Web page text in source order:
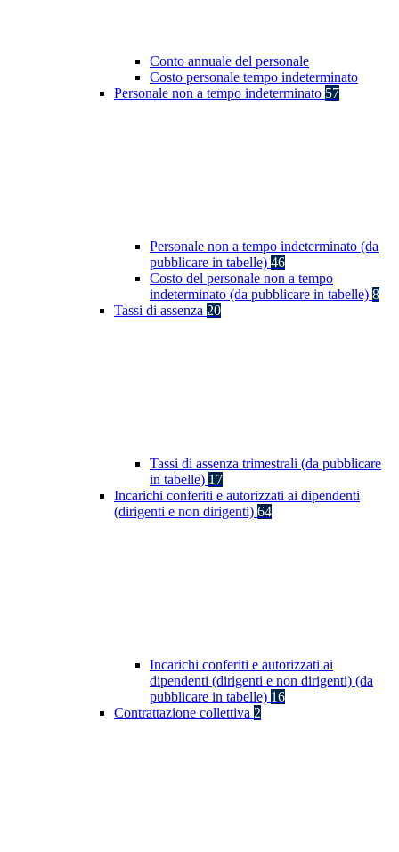
Conto annuale del personale
Costo personale tempo indeterminato
Personale non a tempo indeterminato 57
Personale non a tempo indeterminato (da
pubblicare in tabelle) 46
Costo del personale non a tempo
indeterminato (da pubblicare in tabelle) 8
Tassi di assenza 20
Tassi di assenza trimestrali (da pubblicare
in tabelle) 17
Incarichi conferiti e autorizzati ai dipendenti
(dirigenti e non dirigenti) 64
Incarichi conferiti e autorizzati ai
dipendenti (dirigenti e non dirigenti) (da
pubblicare in tabelle) 16
Contrattazione collettiva 2